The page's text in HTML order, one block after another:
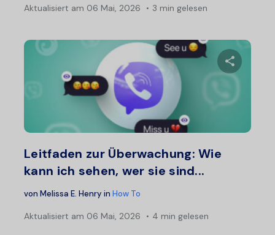
Aktualisiert am 06 Mai, 2026 3 min gelesen
Leitfaden zur Überwachung: Wie
kann ich sehen, wer sie sind...
von Melissa E. Henry in How To
Aktualisiert am 06 Mai, 2026 4 min gelesen